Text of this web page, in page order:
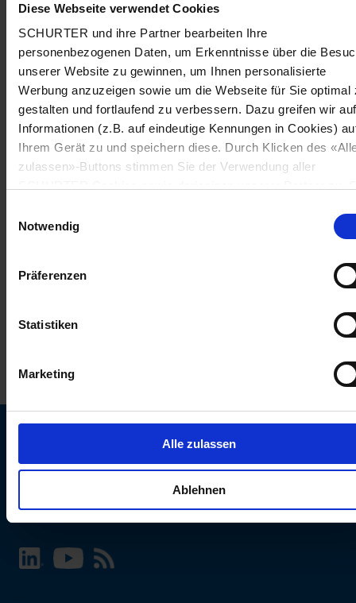
Diese Webseite verwendet Cookies
SCHURTER und ihre Partner bearbeiten Ihre
personenbezogenen Daten, um Erkenntnisse über die
unserer Website zu gewinnen, um Ihnen personalisierte
Werbung anzuzeigen sowie um die Webseite für Sie optimal
gestalten und fortlaufend zu verbessern. Dazu greifen wir auf
Informationen (z.B. auf eindeutige Kennungen in Cookies)
Ihrem Gerät zu und speichern diese. Durch Klicken des
zulassen»-Buttons stimmen Sie der Verwendung aller
«Cookie-Einstellungen verwalten» am Seitenende klicken.
Einstellungen werden unseren Partnern gemeldet und haben
keinen Einfluss auf die Browserdaten. Weitere Informationen
erhalten Sie in unserer
Notwendig
Präferenzen
Statistiken
Marketing
Alle zulassen
Ablehnen
SCHURTER Webseite und Sprache wählen
INTERNATIONAL - Deutsch